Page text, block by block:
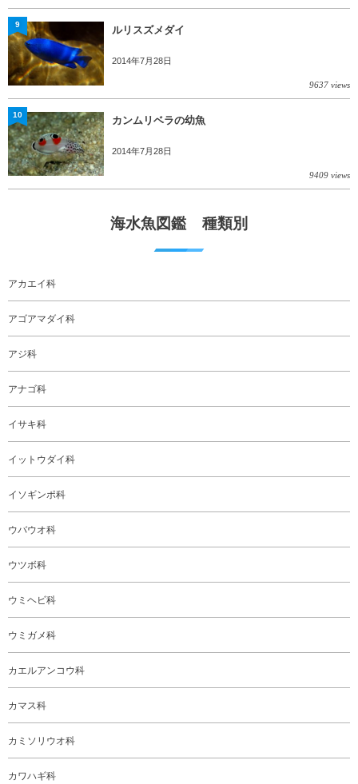
ルリスズメダイ
2014年7月28日
9637 views
9
カンムリベラの幼魚
2014年7月28日
9409 views
10
海水魚図鑑 種類別
アカエイ科
アゴアマダイ科
アジ科
アナゴ科
イサキ科
イットウダイ科
イソギンポ科
ウバウオ科
ウツボ科
ウミヘビ科
ウミガメ科
カエルアンコウ科
カマス科
カミソリウオ科
カワハギ科